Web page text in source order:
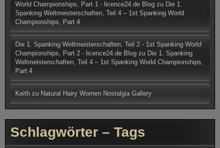
World Championships, Part 1 - licence24.de Blog zu Die 1.
Spanking Weltmeisterschaften, Teil 4 – 1st Spanking World
Championships, Part 4
Die 1. Spanking Weltmeisterschaften, Teil 2 - 1st Spanking World
Championships, Part 2 - licence24.de Blog zu Die 1. Spanking
Weltmeisterschaften, Teil 4 – 1st Spanking World Championships,
Part 4
Keith zu Natural Hairy Women Nostalgia Gallery
Schlagwörter – Tags